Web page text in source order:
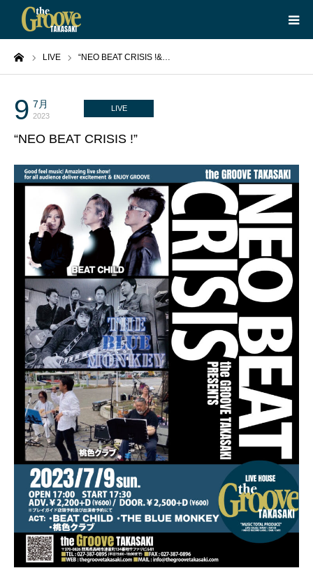
LIVE “NEO BEAT CRISIS !&…
9 7月
2023
LIVE
“NEO BEAT CRISIS !”
HOME
LIVE
EQUIPMENT
BOOKING
ABOUT
CONTACT